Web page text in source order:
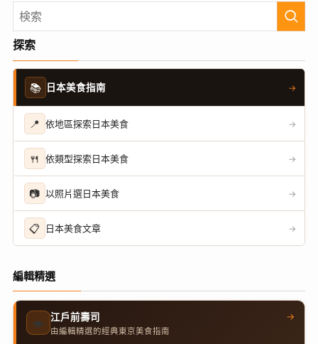
探索
📚 日本美食指南 →
📍 依地區探索日本美食 →
🍴 依類型探索日本美食 →
📷 以照片選日本美食 →
📋 日本美食文章 →
編輯精選
🍣 江戶前壽司
由編輯精選的經典東京美食指南
→